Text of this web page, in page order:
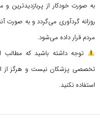
به صورت خودکار از پربازدیدترین
روزانه گردآوری می‌گردد و به صورت
مردم قرار داده می‌شود.
توجه داشته باشید که
تخصصی پزشکان نیست و هرگز از
استفاده نکنید.